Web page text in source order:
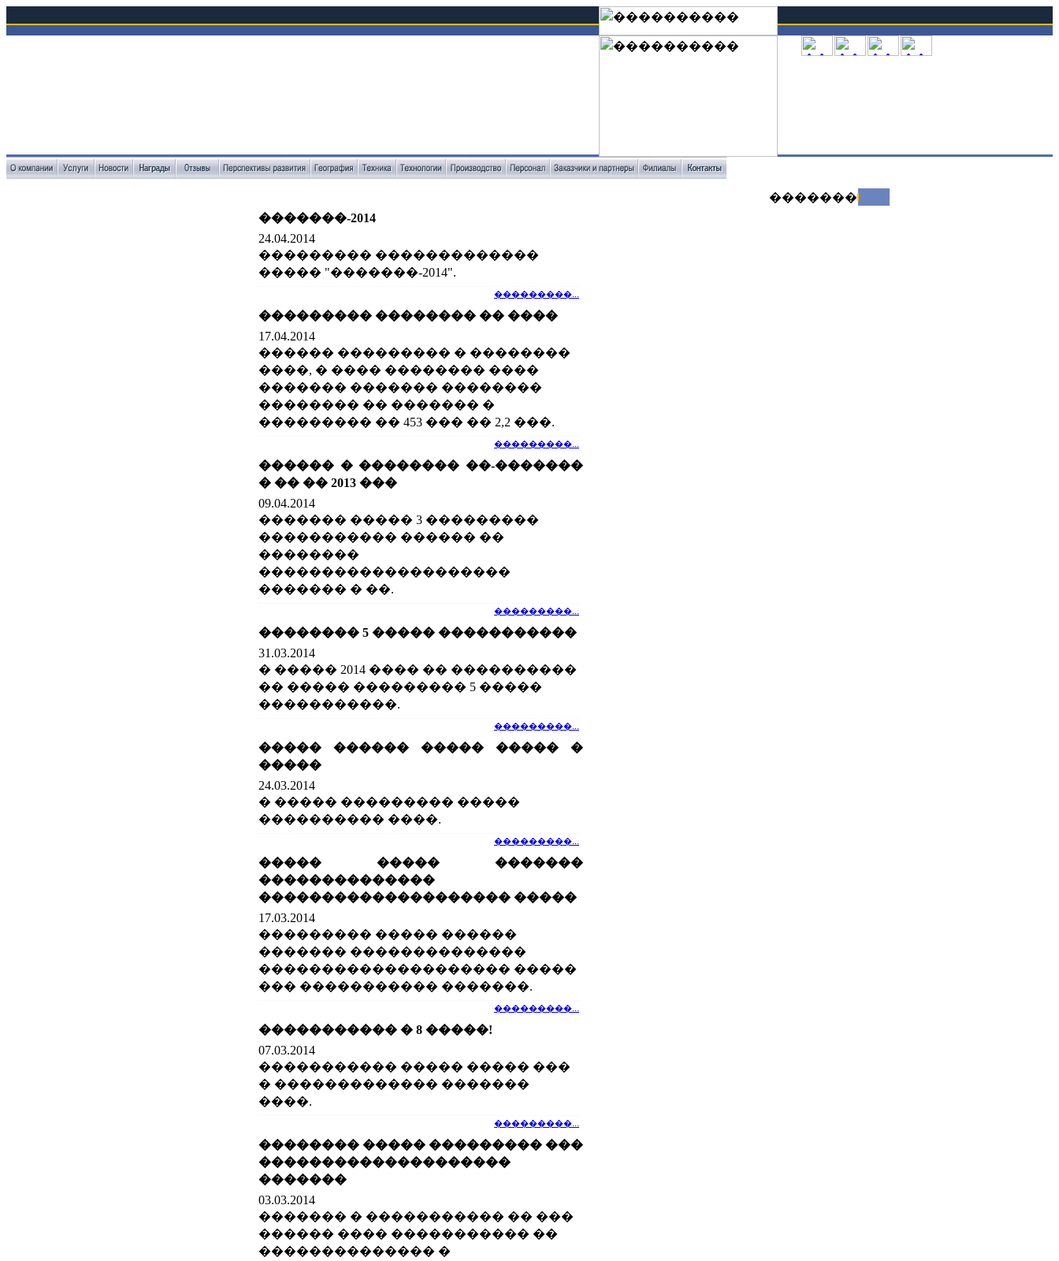
�������
�������-2014
24.04.2014
��������� �������������
����� "�������-2014".
���������...
��������� �������� �� ����
17.04.2014
������ ��������� � ��������
����, � ���� �������� ����
������� ������� ��������
�������� �� ������� �
��������� �� 453 ��� �� 2,2 ���.
���������...
������ � �������� ��-�������
� �� �� 2013 ���
09.04.2014
������� ����� 3 ���������
����������� ������ ��
��������
��������������������
������� � ��.
���������...
�������� 5 ����� �����������
31.03.2014
� ����� 2014 ���� �� ����������
�� ����� ��������� 5 �����
�����������.
���������...
����� ������ ����� ����� �
�����
24.03.2014
� ����� ��������� �����
���������� ����.
���������...
����� ����� �������
��������������
�������������������� �����
17.03.2014
��������� ����� ������
������� ��������������
�������������������� �����
��� ����������� �������.
���������...
����������� � 8 �����!
07.03.2014
����������� ����� ����� ���
� ������������� �������
����.
���������...
�������� ����� ��������� ���
��������������������
�������
03.03.2014
������� � ����������� �� ���
������ ���� ����������� ��
�������������� �